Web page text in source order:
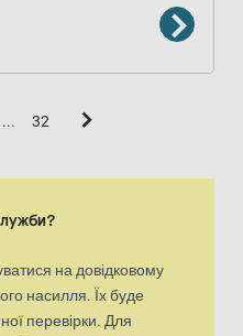
... 32
на довідковому
насилля. Їх буде
перевірки. Для